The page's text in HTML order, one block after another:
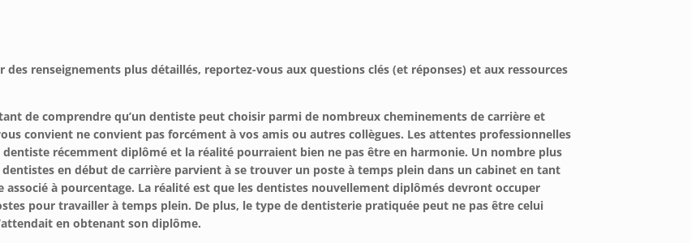
des renseignements plus détaillés, reportez-vous aux questions clés (et réponses) et aux ressources
de comprendre qu’un dentiste peut choisir parmi de nombreux cheminements de carrière et
convient ne convient pas forcément à vos amis ou autres collègues. Les attentes professionnelles
dentiste récemment diplômé et la réalité pourraient bien ne pas être en harmonie. Un nombre plus
en début de carrière parvient à se trouver un poste à temps plein dans un cabinet en tant
associé à pourcentage. La réalité est que les dentistes nouvellement diplômés devront occuper
pour travailler à temps plein. De plus, le type de dentisterie pratiquée peut ne pas être celui
en obtenant son diplôme.